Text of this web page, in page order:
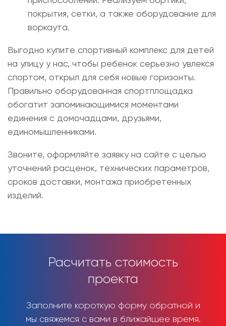
покрытия, сетки, а также оборудование для
воркаута.
Выгодно купите спортивный комплекс для детей
на улицуу нас, чтобы ребенок серьезно увлекся
спортом, открыл для себя новые горизонты.
Правильно оборудованная спортплощадка
обогатит запоминающимися моментами
единения с домочадцами, друзьями,
единомышленниками.
Звоните, оформляйте заявку на сайте с целью
уточнений расценок, технических параметров,
сроков доставки, монтажа приобретенных
изделий.
Расчитать стоимость
проекта
Заполните короткую форму обратной и
мы свяжемся с вами в ближайшее время.